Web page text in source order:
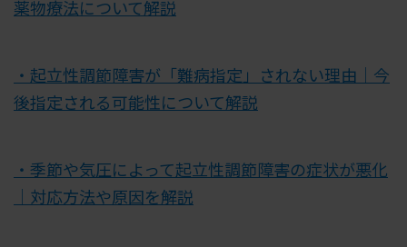
薬物療法について解説
・起立性調節障害が「難病指定」されない理由｜今
後指定される可能性について解説
・季節や気圧によって起立性調節障害の症状が悪化
｜対応方法や原因を解説